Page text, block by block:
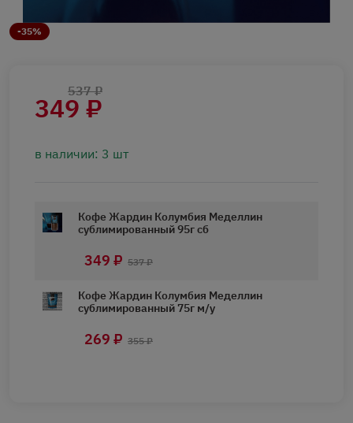
-35%
349 ₽
537 ₽
в наличии: 3 шт
Кофе Жардин Колумбия Меделлин
сублимированный 95г сб
349 ₽ 537 ₽
Кофе Жардин Колумбия Меделлин
сублимированный 75г м/у
269 ₽ 355 ₽